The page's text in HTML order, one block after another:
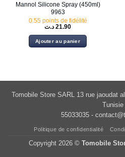
Mannol Silicone Spray (450ml)
9963
0.55 points de fidélité
21.90 د.ت
Ajouter au panier
Tomobile Store SARL 13 rue jaoudat
Tunisie
55033035 -
Politique de confidentialité
Copyright 2026 © Tomobile